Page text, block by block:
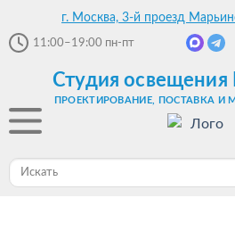
г. Москва, 3-й проезд
11:00–19:00 пн-пт
Студия освещения
ПРОЕКТИРОВАНИЕ, ПОСТАВКА И